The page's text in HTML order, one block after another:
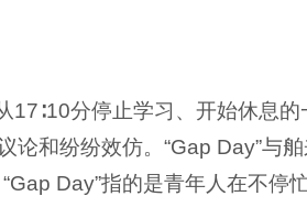
17∶10分停止学习、开始休息的
论和纷纷效仿。“Gap Day”与
Day”指的是青年人在不停